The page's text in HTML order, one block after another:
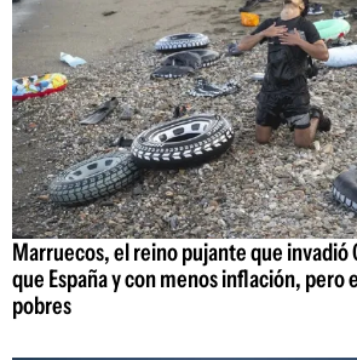
Marruecos, el reino pujante que invadió
que España y con menos inflación, pero
pobres